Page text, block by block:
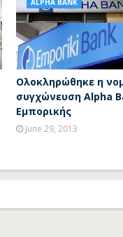
ALPHA BANK
Ολοκληρώθηκε η
συγχώνευση Alpha
Εμπορικής
June 29, 2013